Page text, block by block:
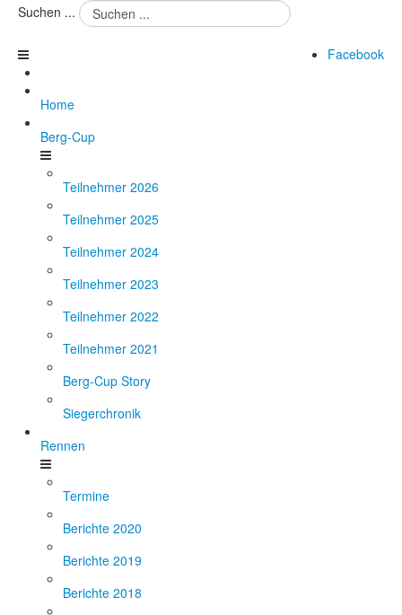
Suchen ...
Facebook
Home
Berg-Cup
Teilnehmer 2026
Teilnehmer 2025
Teilnehmer 2024
Teilnehmer 2023
Teilnehmer 2022
Teilnehmer 2021
Berg-Cup Story
Siegerchronik
Rennen
Termine
Berichte 2020
Berichte 2019
Berichte 2018